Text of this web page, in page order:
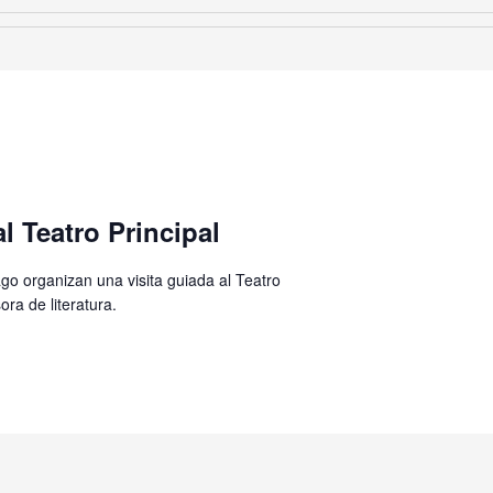
Teatro Principal
organizan una visita guiada al Teatro
de literatura.